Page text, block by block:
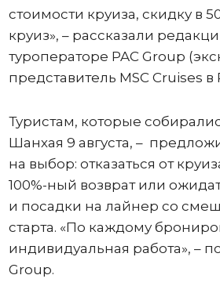
стоимости круиза, скидку в
круиз», – рассказали
туроператоре PAC Group
представитель MSC Cruises в
Туристам, которые
Шанхая 9 августа, –
на выбор: отказаться от
100%-ный возврат или
и посадки на лайнер со
старта. «По каждому
индивидуальная работа», –
Group.